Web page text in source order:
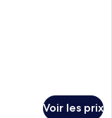
Voir les prix